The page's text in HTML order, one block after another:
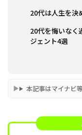
20代は人生を決
20代を悔いなく
ジェント4選
本記事はマイナビ